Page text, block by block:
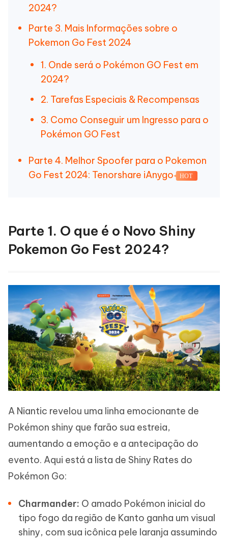
2024?
Parte 3. Mais Informações sobre o
Pokemon Go Fest 2024
1. Onde será o Pokémon GO Fest em
2024?
2. Tarefas Especiais & Recompensas
3. Como Conseguir um Ingresso para o
Pokémon GO Fest
Parte 4. Melhor Spoofer para o Pokemon
Go Fest 2024: Tenorshare iAnygo
HOT
Parte 1. O que é o Novo Shiny
Pokemon Go Fest 2024?
A Niantic revelou uma linha emocionante de
Pokémon shiny que farão sua estreia,
aumentando a emoção e a antecipação do
evento. Aqui está a lista de Shiny Rates do
Pokémon Go:
Charmander: O amado Pokémon inicial do
tipo fogo da região de Kanto ganha um visual
shiny, com sua icônica pele laranja assumindo